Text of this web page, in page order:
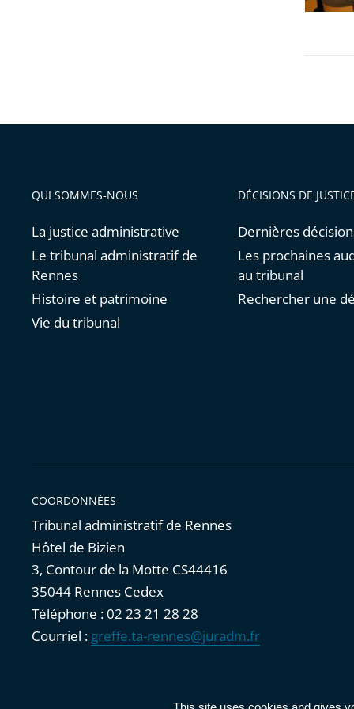
QUI SOMMES-NOUS
La justice administrative
Le tribunal administratif de
Rennes
Histoire et patrimoine
Vie du tribunal
DÉCISIONS DE
Dernières
Les prochaines
au tribunal
Rechercher une
COORDONNÉES
Tribunal administratif de Rennes
Hôtel de Bizien
3, Contour de la Motte CS44416
35044 Rennes Cedex
Téléphone : 02 23 21 28 28
Courriel : greffe.ta-rennes@juradm.fr